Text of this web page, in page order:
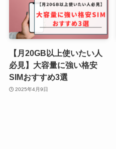
【月20GB以上使いたい人
必見】大容量に強い格安
SIMおすすめ3選
2025年4月9日